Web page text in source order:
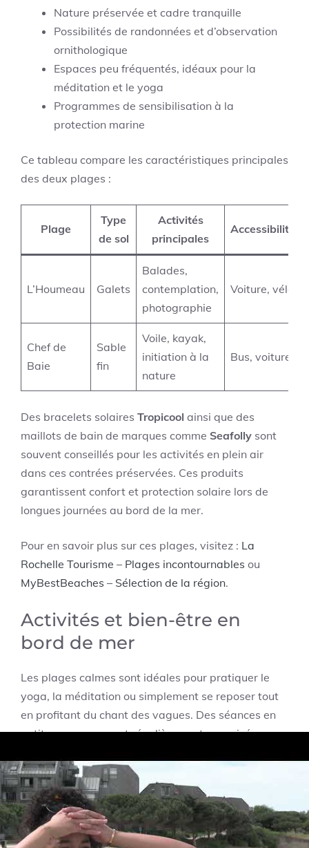
Nature préservée et cadre tranquille
Possibilités de randonnées et d’observation
ornithologique
Espaces peu fréquentés, idéaux pour la
méditation et le yoga
Programmes de sensibilisation à la
protection marine
Ce tableau compare les caractéristiques principales
des deux plages :
Plage
Type
de sol
Activités
principales
Accessibilité
L’Houmeau Galets
Balades,
contemplation,
photographie
Voiture, vélo
Chef de
Baie
Sable
fin
Voile, kayak,
initiation à la
nature
Bus, voiture
Des bracelets solaires Tropicool ainsi que des
maillots de bain de marques comme Seafolly sont
souvent conseillés pour les activités en plein air
dans ces contrées préservées. Ces produits
garantissent confort et protection solaire lors de
longues journées au bord de la mer.
Pour en savoir plus sur ces plages, visitez : La
Rochelle Tourisme – Plages incontournables ou
MyBestBeaches – Sélection de la région.
Activités et bien-être en
bord de mer
Les plages calmes sont idéales pour pratiquer le
yoga, la méditation ou simplement se reposer tout
en profitant du chant des vagues. Des séances en
petits groupes y sont régulièrement organisées,
Par ailleurs, la voile et le kayak sont
particulièrement prisés à Chef de Baie. Les sports
nautiques ici se combinent avec des ateliers
d’écologie marine, souvent soutenus par les